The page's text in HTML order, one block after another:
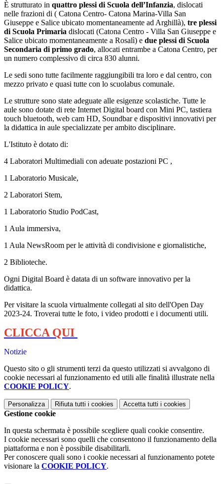
È strutturato in quattro plessi di Scuola dell’Infanzia, dislocati
nelle frazioni di ( Catona Centro- Catona Marina-Villa San
Giuseppe e Salice ubicato momentaneamente ad Arghillà), tre plessi
di Scuola Primaria dislocati (Catona Centro - Villa San Giuseppe e
Salice ubicato momentaneamente a Rosalì) e due plessi di Scuola
Secondaria di primo grado, allocati entrambe a Catona Centro, per
un numero complessivo di circa 830 alunni.
Le sedi sono tutte facilmente raggiungibili tra loro e dal centro, con
mezzo privato e quasi tutte con lo scuolabus comunale.
Le strutture sono state adeguate alle esigenze scolastiche. Tutte le
aule sono dotate di rete Internet Digital board con Mini PC, tastiera
touch bluetooth, web cam HD, Soundbar e dispositivi innovativi per
la didattica in aule specializzate per ambito disciplinare.
L'Istituto è dotato di:
4 Laboratori Multimediali con adeuate postazioni PC ,
1 Laboratorio Musicale,
2 Laboratori Stem,
1 Laboratorio Studio PodCast,
1 Aula immersiva,
1 Aula NewsRoom per le attività di condivisione e giornalistiche,
2 Biblioteche.
Ogni Digital Board è datata di un software innovativo per la
didattica.
Per visitare la scuola virtualmente collegati al sito dell'Open Day
2023-24. Troverai tutte le foto, i video prodotti e i documenti utili.
CLICCA QUI
Notizie
Questo sito o gli strumenti terzi da questo utilizzati si avvalgono di
cookie necessari al funzionamento ed utili alle finalità illustrate nella
COOKIE POLICY.
Personalizza Rifiuta tutti i cookies Accetta tutti i cookies
Gestione cookie
In questa schermata è possibile scegliere quali cookie consentire.
I cookie necessari sono quelli che consentono il funzionamento della
piattaforma e non è possibile disabilitarli.
Per conoscere quali sono i cookie necessari al funzionamento potete
visionare la COOKIE POLICY.